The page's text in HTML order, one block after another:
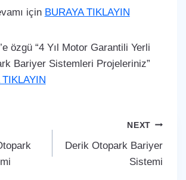
için BURAYA TIKLAYIN
özgü “4 Yıl Motor Garantili Yerli
Bariyer Sistemleri Projeleriniz”
TIKLAYIN
NEXT
Derik Otopark Bariyer
Sistemi